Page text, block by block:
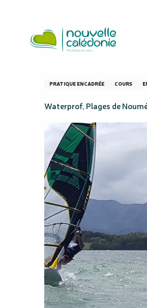
principal
Cours de
PRATIQUE ENCADRÉE COURS
Waterprof, Plages de